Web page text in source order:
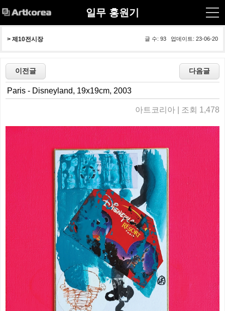
일무 홍원기
글 수: 93 업데이트: 23-06-20
> 제10전시장
Paris - Disneyland, 19x19cm, 2003
아트코리아 | 조회 1,478